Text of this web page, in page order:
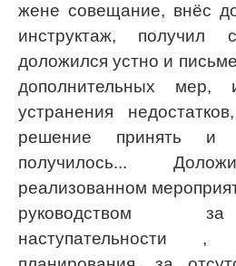
жене совещание, внёс
инструктаж, получил
доложился устно и
дополнительных
устранения
решение принять и
получилось...
реализованном
руководством
наступательности ,